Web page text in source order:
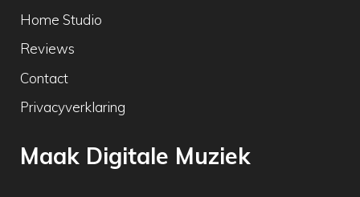
Home Studio
Reviews
Contact
Privacyverklaring
Maak Digitale Muziek